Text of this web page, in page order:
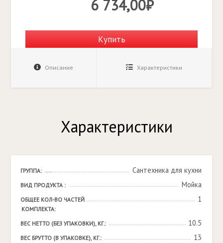
6 734,00₽
Купить
Описание Характеристики
Характеристики
ГРУППА: Сантехника для кухни
ВИД ПРОДУКТА : Мойка
ОБЩЕЕ КОЛ-ВО ЧАСТЕЙ
КОМПЛЕКТА:
1
ВЕС НЕТТО (БЕЗ УПАКОВКИ), КГ.: 10.5
ВЕС БРУТТО (В УПАКОВКЕ), КГ.: 13